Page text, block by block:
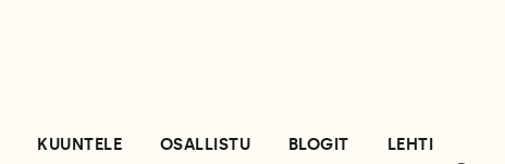
KUUNTELE OSALLISTU BLOGIT
LEHTI